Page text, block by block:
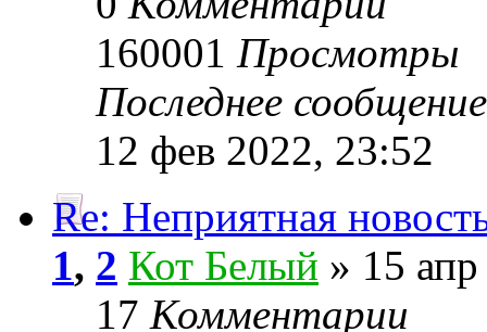
160001 Просмотры
Последнее
12 фев 2022, 23:52
Re: Неприятная
1, 2 Кот Белый » 15
17 Комментарии